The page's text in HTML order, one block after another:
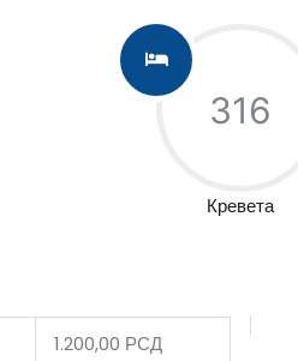
316
Кревета
1.200,00 РСД